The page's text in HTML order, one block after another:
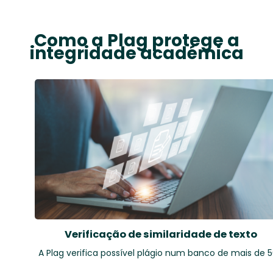
Como a Plag protege a
integridade académica
Verificação de similaridade de texto
A Plag verifica possível plágio num banco de mais de